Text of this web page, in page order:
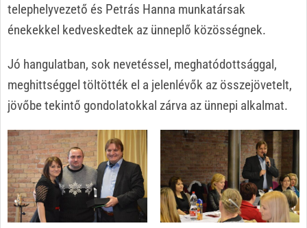
telephelyvezető és Petrás Hanna munkatársak
énekekkel kedveskedtek az ünneplő közösségnek.
Jó hangulatban, sok nevetéssel, meghatódottsággal,
meghittséggel töltötték el a jelenlévők az összejövetelt,
jövőbe tekintő gondolatokkal zárva az ünnepi alkalmat.